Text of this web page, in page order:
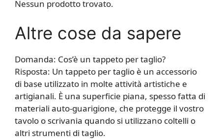
Nessun prodotto trovato.
Altre cose da sapere
Domanda: Cos’è un tappeto per taglio?
Risposta: Un tappeto per taglio è un accessorio
di base utilizzato in molte attività artistiche e
artigianali. È una superficie piana, spesso fatta di
materiali auto-guarigione, che protegge il vostro
tavolo o scrivania quando si utilizzano coltelli o
altri strumenti di taglio.